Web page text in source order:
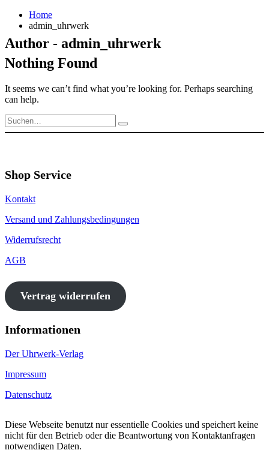
Home
admin_uhrwerk
Author - admin_uhrwerk
Nothing Found
It seems we can’t find what you’re looking for. Perhaps searching
can help.
Shop Service
Kontakt
Versand und Zahlungsbedingungen
Widerrufsrecht
AGB
Vertrag widerrufen
Informationen
Der Uhrwerk-Verlag
Impressum
Datenschutz
Diese Webseite benutzt nur essentielle Cookies und speichert keine
nicht für den Betrieb oder die Beantwortung von Kontaktanfragen
notwendigen Daten.